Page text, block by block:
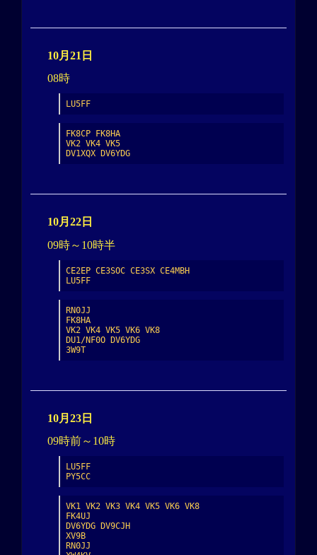
10月21日
08時
LU5FF
FK8CP FK8HA
VK2 VK4 VK5
DV1XQX DV6YDG
10月22日
09時～10時半
CE2EP CE3SOC CE3SX CE4MBH
LU5FF
RN0JJ
FK8HA
VK2 VK4 VK5 VK6 VK8
DU1/NF0O DV6YDG
3W9T
10月23日
09時前～10時
LU5FF
PY5CC
VK1 VK2 VK3 VK4 VK5 VK6 VK8
FK4UJ
DV6YDG DV9CJH
XV9B
RN0JJ